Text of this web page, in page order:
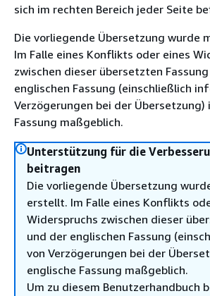
sich im rechten Bereich jeder Seite
Die vorliegende Übersetzung wurde
Im Falle eines Konflikts oder eines
zwischen dieser übersetzten
englischen Fassung (einschließlich
Verzögerungen bei der Übersetzung)
Fassung maßgeblich.
Unterstützung für die
beitragen
Die vorliegende Übersetzung
erstellt. Im Falle eines Konflikts
Widerspruchs zwischen dieser
und der englischen Fassung
von Verzögerungen bei der
englische Fassung maßgeblich.
Um zu diesem Benutzerhandbuch